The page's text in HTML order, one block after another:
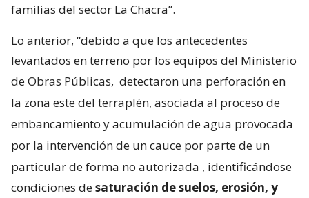
familias del sector La Chacra”.
Lo anterior, “debido a que los antecedentes
levantados en terreno por los equipos del Ministerio
de Obras Públicas, detectaron una perforación en
la zona este del terraplén, asociada al proceso de
embancamiento y acumulación de agua provocada
por la intervención de un cauce por parte de un
particular de forma no autorizada , identificándose
condiciones desaturación de suelos, erosión, y